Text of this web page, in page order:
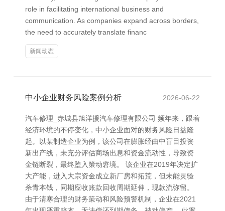
role in facilitating international business and
communication. As companies expand across borders,
the need to accurately translate financ
新闻动态
中小企业财务风险案例分析 2026-06-22
汽车修理_赤城县旭洋援汽车修理有限公司 频年来，跟着
经济环境的不停变化，中小企业面对的财务风险日益隆
起。以某制造企业为例，该公司在膨胀经由中盲目投资
新出产线，未充分评估商场出息和资金流动性，导致资
金链断裂，最终堕入策动窘境。 该企业在2019年决定扩
大产能，进入大宗资金成立新厂房和拓荒，但未能灵验
杀青本钱，同期应收账款回收周期延伸，现款流弥留。
由于清寒合理的财务策动和风险预警机制，企业在2021